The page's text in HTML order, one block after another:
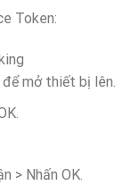
Token:
để mở thiết bị lên.
> Nhấn OK.